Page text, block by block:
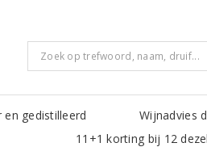
en gedistilleerd Wijnadvies
11+1 korting bij 12